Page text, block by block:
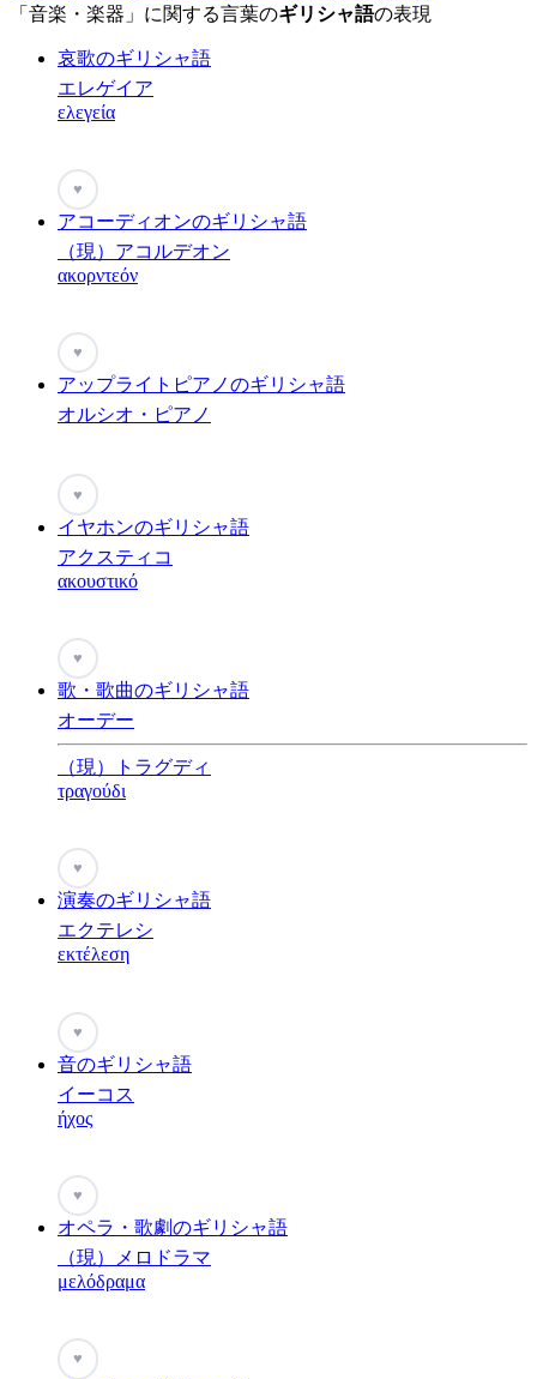
「音楽・楽器」に関する言葉のギリシャ語の表現
哀歌のギリシャ語
エレゲイア
ελεγεία
♥
アコーディオンのギリシャ語
（現）アコルデオン
ακορντεόν
♥
アップライトピアノのギリシャ語
オルシオ・ピアノ
♥
イヤホンのギリシャ語
アクスティコ
ακουστικό
♥
歌・歌曲のギリシャ語
オーデー
（現）トラグディ
τραγούδι
♥
演奏のギリシャ語
エクテレシ
εκτέλεση
♥
音のギリシャ語
イーコス
ήχος
♥
オペラ・歌劇のギリシャ語
（現）メロドラマ
μελόδραμα
♥